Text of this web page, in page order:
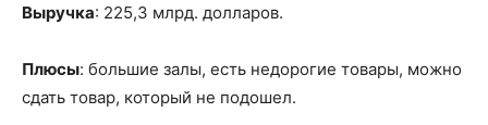
Выручка: 225,3 млрд. долларов.
Плюсы: большие залы, есть недорогие товары, можно
сдать товар, который не подошел.